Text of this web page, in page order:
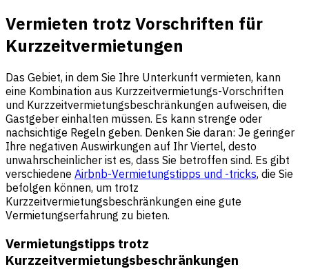
Vermieten trotz Vorschriften für
Kurzzeitvermietungen
Das Gebiet, in dem Sie Ihre Unterkunft vermieten, kann
eine Kombination aus Kurzzeitvermietungs-Vorschriften
und Kurzzeitvermietungsbeschränkungen aufweisen, die
Gastgeber einhalten müssen. Es kann strenge oder
nachsichtige Regeln geben. Denken Sie daran: Je geringer
Ihre negativen Auswirkungen auf Ihr Viertel, desto
unwahrscheinlicher ist es, dass Sie betroffen sind. Es gibt
verschiedene Airbnb-Vermietungstipps und -tricks, die Sie
befolgen können, um trotz
Kurzzeitvermietungsbeschränkungen eine gute
Vermietungserfahrung zu bieten.
Vermietungstipps trotz
Kurzzeitvermietungsbeschränkungen